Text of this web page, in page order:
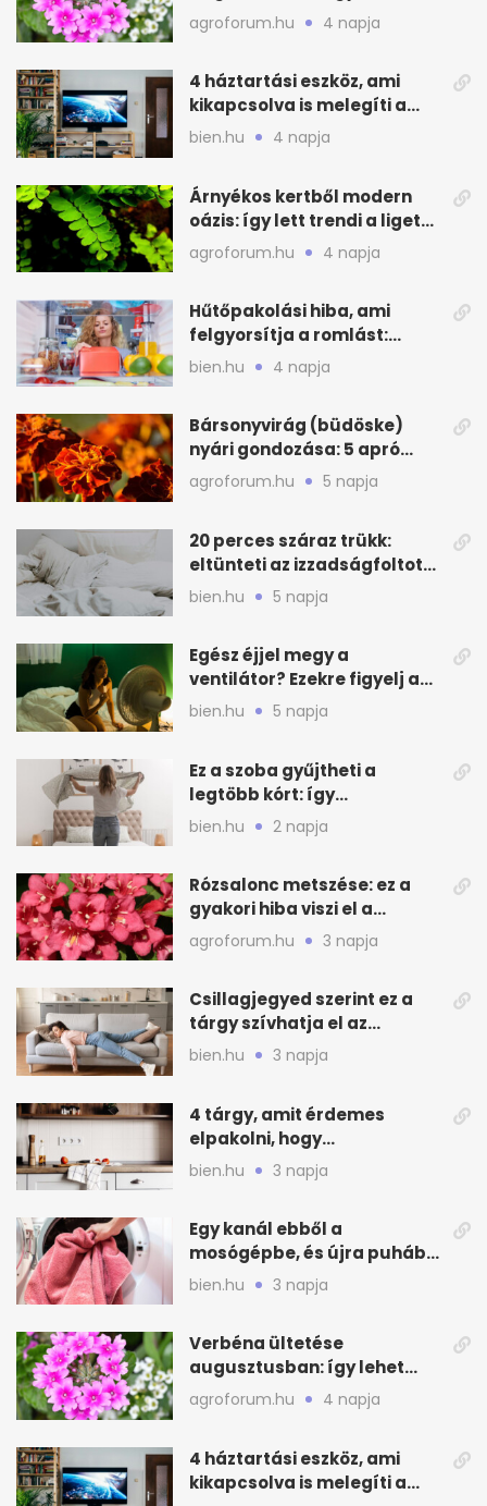
még idén virágos a kert
agroforum.hu 4 napja
4 háztartási eszköz, ami
kikapcsolva is melegíti a
lakást
bien.hu 4 napja
Árnyékos kertből modern
oázis: így lett trendi a ligetes
zöld
agroforum.hu 4 napja
Hűtőpakolási hiba, ami
felgyorsítja a romlást:
zónákra figyelj
bien.hu 4 napja
Bársonyvirág (büdöske)
nyári gondozása: 5 apró
lépés a dús virágzásért
agroforum.hu 5 napja
20 perces száraz trükk:
eltünteti az izzadságfoltot
és a szagot a matracról
bien.hu 5 napja
Egész éjjel megy a
ventilátor? Ezekre figyelj a
hőségben alvásnál
bien.hu 5 napja
Ez a szoba gyűjtheti a
legtöbb kórt: így
mélytisztítsd otthon
bien.hu 2 napja
Rózsalonc metszése: ez a
gyakori hiba viszi el a
virágzást
agroforum.hu 3 napja
Csillagjegyed szerint ez a
tárgy szívhatja el az
otthonod energiáját
bien.hu 3 napja
4 tárgy, amit érdemes
elpakolni, hogy
hűvösebbnek tűnjön a lakás
bien.hu 3 napja
Egy kanál ebből a
mosógépbe, és újra puhább
lesz a törölköző
bien.hu 3 napja
Verbéna ültetése
augusztusban: így lehet
még idén virágos a kert
agroforum.hu 4 napja
4 háztartási eszköz, ami
kikapcsolva is melegíti a